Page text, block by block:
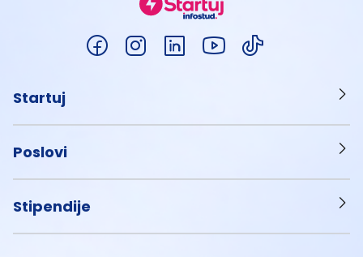
Startuj
Poslovi
Stipendije